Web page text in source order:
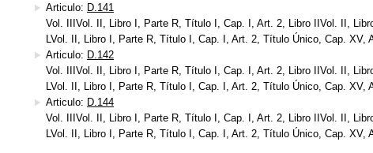
Articulo: D.141
Vol. IIIVol. II, Libro I, Parte R, Título I, Cap. I, Art. 2, Libro IIVol. II,
LVol. II, Libro I, Parte R, Título I, Cap. I, Art. 2, Título Único, Cap. XV,
Articulo: D.142
Vol. IIIVol. II, Libro I, Parte R, Título I, Cap. I, Art. 2, Libro IIVol. II,
LVol. II, Libro I, Parte R, Título I, Cap. I, Art. 2, Título Único, Cap. XV,
Articulo: D.144
Vol. IIIVol. II, Libro I, Parte R, Título I, Cap. I, Art. 2, Libro IIVol. II,
LVol. II, Libro I, Parte R, Título I, Cap. I, Art. 2, Título Único, Cap. XV,